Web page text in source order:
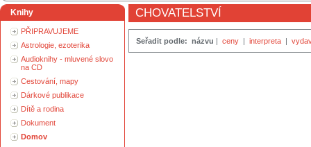
Knihy
PŘIPRAVUJEME
Astrologie, ezoterika
Audioknihy - mluvené slovo
na CD
Cestování, mapy
Dárkové publikace
Dítě a rodina
Dokument
Domov
CHOVATELSTVÍ
Seřadit podle: názvu | ceny | interpreta |